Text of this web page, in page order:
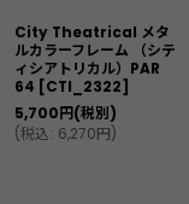
City Theatrical メタ
ルカラーフレーム （シテ
ィシアトリカル）PAR
64 [CTI_2322]
5,700円(税別)
(税込: 6,270円)